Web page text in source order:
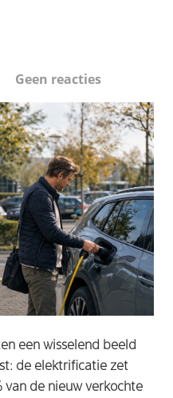
Geen reacties
een wisselend beeld
de elektrificatie zet
van de nieuw verkochte